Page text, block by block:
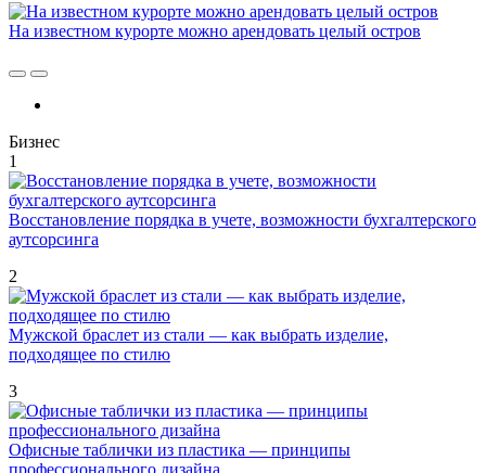
На известном курорте можно арендовать целый остров
Бизнес
1
Восстановление порядка в учете, возможности бухгалтерского
аутсорсинга
2
Мужской браслет из стали — как выбрать изделие,
подходящее по стилю
3
Офисные таблички из пластика — принципы
профессионального дизайна